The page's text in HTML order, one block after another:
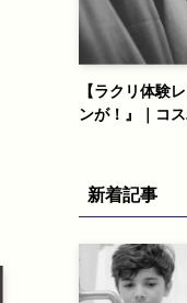
【ラクリ体験
ンが！』｜コ
新着記事